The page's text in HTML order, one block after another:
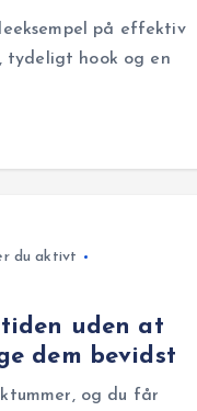
på effektiv
tydeligt hook og en
du aktivt
uden at
dem bevidst
og du får